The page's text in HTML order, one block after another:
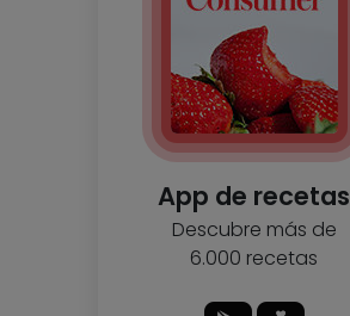
App de recetas
Descubre más de
6.000 recetas